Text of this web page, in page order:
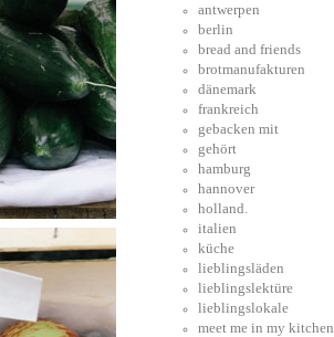
antwerpen
berlin
bread and friends
brotmanufakturen
dänemark
frankreich
gebacken mit
gehört
hamburg
hannover
holland.
italien
küche
lieblingsläden
lieblingslektüre
lieblingslokale
meet me in my kitchen